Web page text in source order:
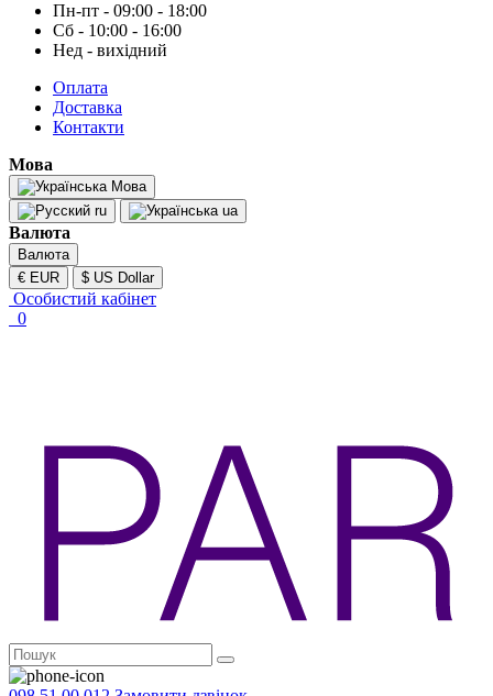
Пн-пт - 09:00 - 18:00
Сб - 10:00 - 16:00
Нед - вихідний
Оплата
Доставка
Контакти
Мова
Мова
ru
ua
Валюта
Валюта
€ EUR
$ US Dollar
Особистий кабінет
0